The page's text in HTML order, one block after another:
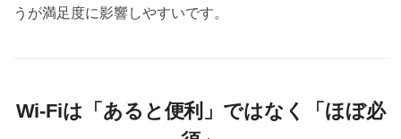
うが満足度に影響しやすいです。
Wi-Fiは「あると便利」ではなく「ほぼ必